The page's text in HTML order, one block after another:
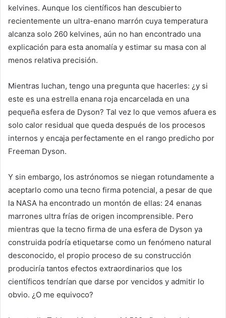
kelvines. Aunque los científicos han descubierto
recientemente un ultra-enano marrón cuya temperatura
alcanza solo 260 kelvines, aún no han encontrado una
explicación para esta anomalía y estimar su masa con al
menos relativa precisión.
Mientras luchan, tengo una pregunta que hacerles: ¿y si
este es una estrella enana roja encarcelada en una
pequeña esfera de Dyson? Tal vez lo que vemos afuera es
solo calor residual que queda después de los procesos
internos y encaja perfectamente en el rango predicho por
Freeman Dyson.
Y sin embargo, los astrónomos se niegan rotundamente a
aceptarlo como una tecno firma potencial, a pesar de que
la NASA ha encontrado un montón de ellas: 24 enanas
marrones ultra frías de origen incomprensible. Pero
mientras que la tecno firma de una esfera de Dyson ya
construida podría etiquetarse como un fenómeno natural
desconocido, el propio proceso de su construcción
produciría tantos efectos extraordinarios que los
científicos tendrían que darse por vencidos y admitir lo
obvio. ¿O me equivoco?